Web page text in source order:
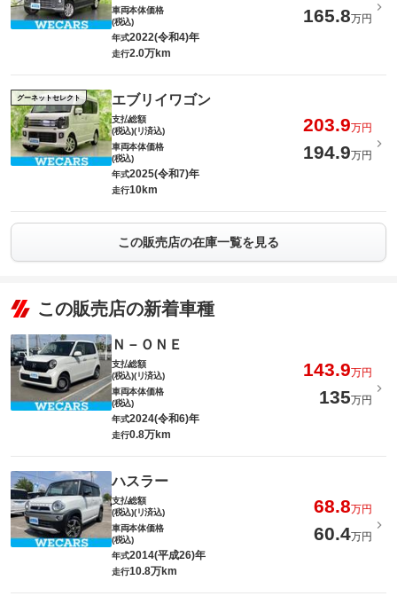
車両本体価格
(税込)
165.8万円
年式2022(令和4)年
走行2.0万km
グーネットセレクト エブリイワゴン
支払総額
(税込)(リ済込)
203.9万円
車両本体価格
(税込)
194.9万円
年式2025(令和7)年
走行10km
この販売店の在庫一覧を見る
この販売店の新着車種
Ｎ－ＯＮＥ
支払総額
(税込)(リ済込)
143.9万円
車両本体価格
(税込)
135万円
年式2024(令和6)年
走行0.8万km
ハスラー
支払総額
(税込)(リ済込)
68.8万円
車両本体価格
(税込)
60.4万円
年式2014(平成26)年
走行10.8万km